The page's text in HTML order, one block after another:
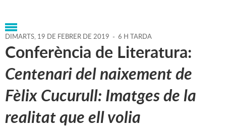
DIMARTS, 19 DE FEBRER DE 2019 - 6 H TARDA
Conferència de Literatura:
Centenari del naixement de
Fèlix Cucurull: Imatges de la
realitat que ell volia